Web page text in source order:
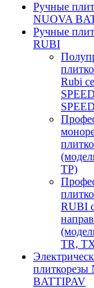
Ручные
NUOVA
Ручные
RUBI
Rubi
TP)
RUBI
TR,
плиткорезы
BATTIPAV